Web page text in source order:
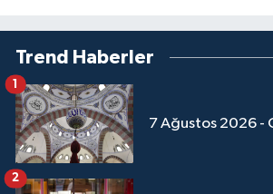
Trend Haberler
7 Ağustos 2026 -
1
2